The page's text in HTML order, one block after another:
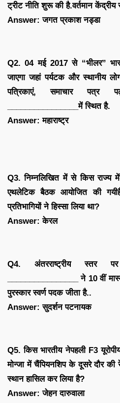
ट्रीट नीति शुरू की है.वर्तमान केंद्रीय
Answer: जगत प्रकाश नड्डा
Q2. 04 मई 2017 से “भीलर”
जाएगा जहां पर्यटक और स्थानीय
पत्रिकाएं, समाचार
________________में स्थित है.
Answer: महाराष्ट्र
Q3. निम्नलिखित में से किस राज्य
एथलेटिक बैठक आयोजित की
प्रतिभागियों ने हिस्सा लिया था?
Answer: केरल
Q4. अंतरराष्ट्रीय स्तर
________________ ने 10 वीं
पुरस्कार स्वर्ण पदक जीता है..
Answer: सुदर्शन पटनायक
Q5. किस भारतीय नेपहली F3
मोन्जा में चैंपियनशिप के दूसरे दौर
स्थान हासिल कर लिया है?
Answer: जेहन दारुवाला